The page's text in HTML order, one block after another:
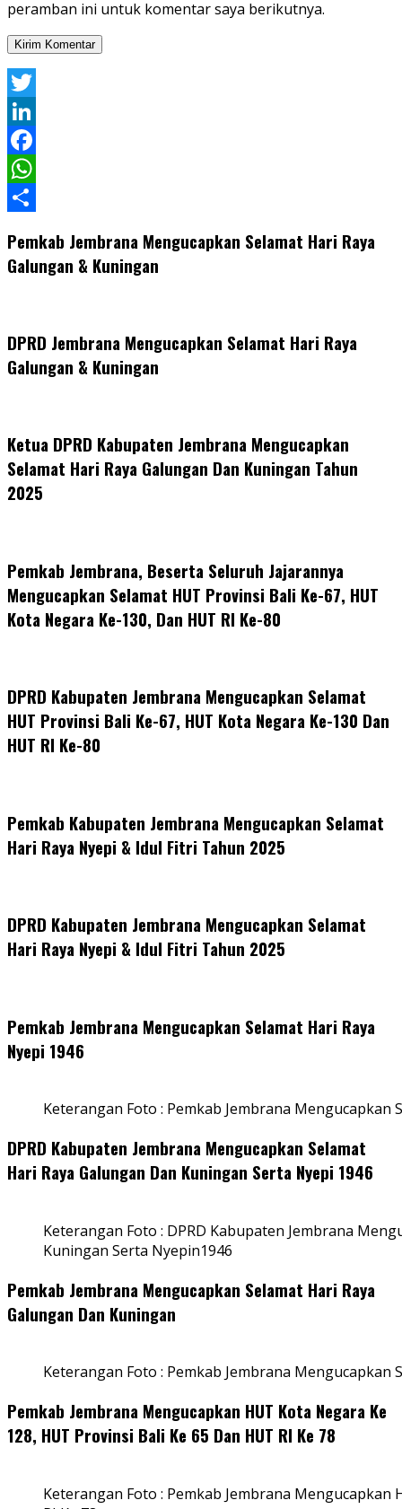
peramban ini untuk komentar saya berikutnya.
Twitter
LinkedIn
Facebook
WhatsApp
Pemkab Jembrana Mengucapkan Selamat Hari Raya
Galungan & Kuningan
DPRD Jembrana Mengucapkan Selamat Hari Raya
Galungan & Kuningan
Ketua DPRD Kabupaten Jembrana Mengucapkan
Selamat Hari Raya Galungan Dan Kuningan Tahun
2025
Pemkab Jembrana, Beserta Seluruh Jajarannya
Mengucapkan Selamat HUT Provinsi Bali Ke-67, HUT
Kota Negara Ke-130, Dan HUT RI Ke-80
DPRD Kabupaten Jembrana Mengucapkan Selamat
HUT Provinsi Bali Ke-67, HUT Kota Negara Ke-130 Dan
HUT RI Ke-80
Pemkab Kabupaten Jembrana Mengucapkan Selamat
Hari Raya Nyepi & Idul Fitri Tahun 2025
DPRD Kabupaten Jembrana Mengucapkan Selamat
Hari Raya Nyepi & Idul Fitri Tahun 2025
Pemkab Jembrana Mengucapkan Selamat Hari Raya
Nyepi 1946
Keterangan Foto : Pemkab Jembrana Mengucapkan
DPRD Kabupaten Jembrana Mengucapkan Selamat
Hari Raya Galungan Dan Kuningan Serta Nyepi 1946
Keterangan Foto : DPRD Kabupaten Jembrana
Kuningan Serta Nyepin1946
Pemkab Jembrana Mengucapkan Selamat Hari Raya
Galungan Dan Kuningan
Keterangan Foto : Pemkab Jembrana Mengucapkan
Pemkab Jembrana Mengucapkan HUT Kota Negara Ke
128, HUT Provinsi Bali Ke 65 Dan HUT RI Ke 78
Keterangan Foto : Pemkab Jembrana Mengucapkan